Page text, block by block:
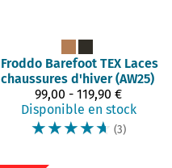
Froddo Barefoot TEX Laces
chaussures d'hiver (AW25)
99,00 - 119,90 €
Disponible en stock
☆☆☆☆☆ (3)